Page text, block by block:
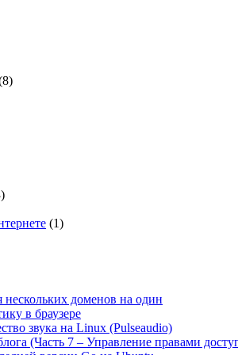
(1)
нескольких доменов на один
в браузере
звука на Linux (Pulseaudio)
(Часть 7 – Управление правами